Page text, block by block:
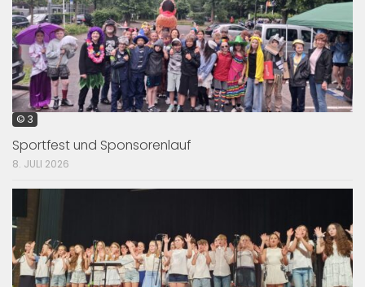
© 3
Sportfest und Sponsorenlauf
8. JULI 2026